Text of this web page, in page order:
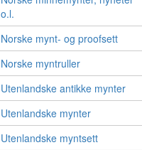
o.l.
Norske mynt- og proofsett
Norske myntruller
Utenlandske antikke mynter
Utenlandske mynter
Utenlandske myntsett